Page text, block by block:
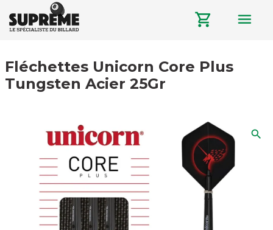
shopping_cart menu
Fléchettes Unicorn Core Plus
Tungsten Acier 25Gr
search